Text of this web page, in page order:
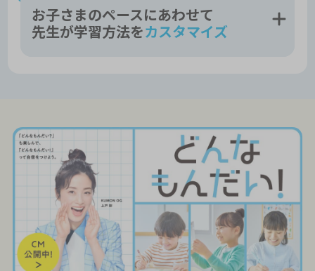
お子さまのペースにあわせて
先生が学習方法をカスタマイズ